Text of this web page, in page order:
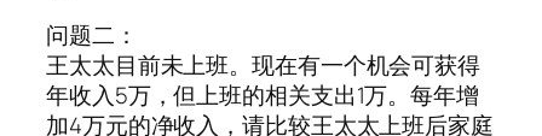
问题二：
王太太目前未上班。现在有一个机会可获得
年收入5万，但上班的相关支出1万。每年增
加4万元的净收入，请比较王太太上班后家庭